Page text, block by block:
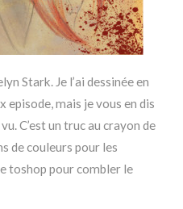
Stark. Je l’ai dessinée en
episode, mais je vous en dis
C’est un truc au crayon de
de couleurs pour les
toshop pour combler le